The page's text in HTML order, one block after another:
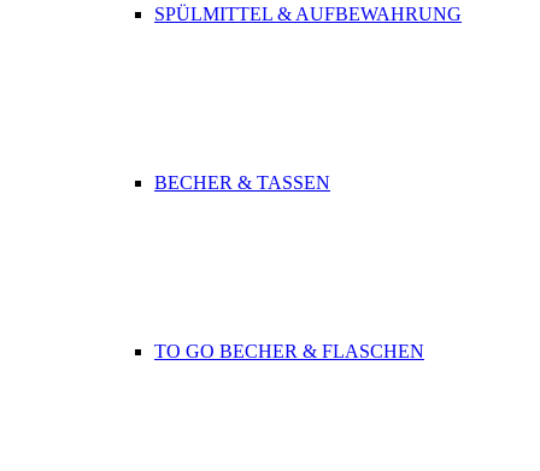
SPÜLMITTEL & AUFBEWAHRUNG
BECHER & TASSEN
TO GO BECHER & FLASCHEN